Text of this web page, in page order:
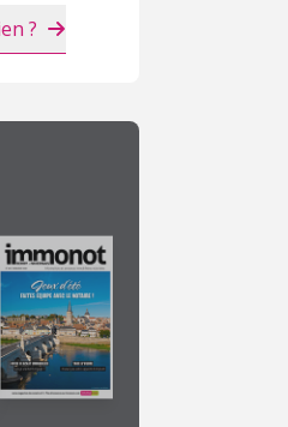
179 000 €
Cambrai (59)
?